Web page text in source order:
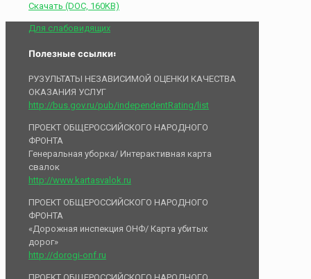
Скачать (DOC, 160KB)
Для слабовидящих
Полезные ссылки:
РУЗУЛЬТАТЫ НЕЗАВИСИМОЙ ОЦЕНКИ КАЧЕСТВА
ОКАЗАНИЯ УСЛУГ
http://bus.gov.ru/pub/independentRating/list
ПРОЕКТ ОБЩЕРОССИЙСКОГО НАРОДНОГО
ФРОНТА
Генеральная уборка/ Интерактивная карта
свалок
http://www.kartasvalok.ru
ПРОЕКТ ОБЩЕРОССИЙСКОГО НАРОДНОГО
ФРОНТА
«Дорожная инспекция ОНФ/ Карта убитых
дорог»
http://dorogi-onf.ru